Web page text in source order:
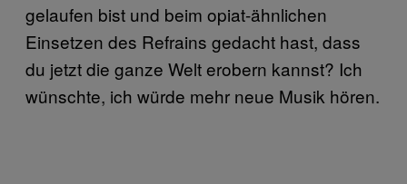
gelaufen bist und beim opiat-ähnlichen
Einsetzen des Refrains gedacht hast, dass
du jetzt die ganze Welt erobern kannst? Ich
wünschte, ich würde mehr neue Musik hören.